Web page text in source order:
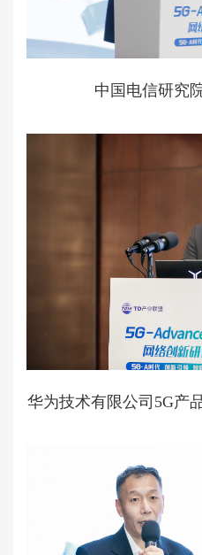
中国电信研究
华为技术有限公司5G产